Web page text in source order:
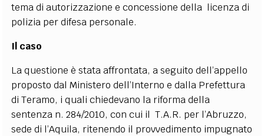
tema di autorizzazione e concessione della licenza di
polizia per difesa personale.
Il caso
La questione è stata affrontata, a seguito dell’appello
proposto dal Ministero dell’Interno e dalla Prefettura
di Teramo, i quali chiedevano la riforma della
sentenza n. 284/2010, con cui il T.A.R. per l’Abruzzo,
sede di l’Aquila, ritenendo il provvedimento impugnato